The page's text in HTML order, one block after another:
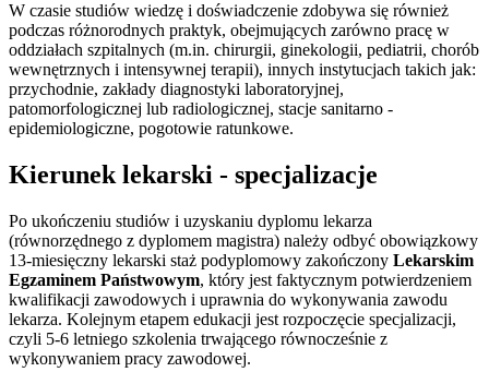
W czasie studiów wiedzę i doświadczenie zdobywa się również
podczas różnorodnych praktyk, obejmujących zarówno pracę w
oddziałach szpitalnych (m.in. chirurgii, ginekologii, pediatrii, chorób
wewnętrznych i intensywnej terapii), innych instytucjach takich jak:
przychodnie, zakłady diagnostyki laboratoryjnej,
patomorfologicznej lub radiologicznej, stacje sanitarno -
epidemiologiczne, pogotowie ratunkowe.
Kierunek lekarski - specjalizacje
Po ukończeniu studiów i uzyskaniu dyplomu lekarza
(równorzędnego z dyplomem magistra) należy odbyć obowiązkowy
13-miesięczny lekarski staż podyplomowy zakończony Lekarskim
Egzaminem Państwowym, który jest faktycznym potwierdzeniem
kwalifikacji zawodowych i uprawnia do wykonywania zawodu
lekarza. Kolejnym etapem edukacji jest rozpoczęcie specjalizacji,
czyli 5-6 letniego szkolenia trwającego równocześnie z
wykonywaniem pracy zawodowej.